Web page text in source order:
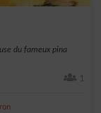
du fameux pina
1